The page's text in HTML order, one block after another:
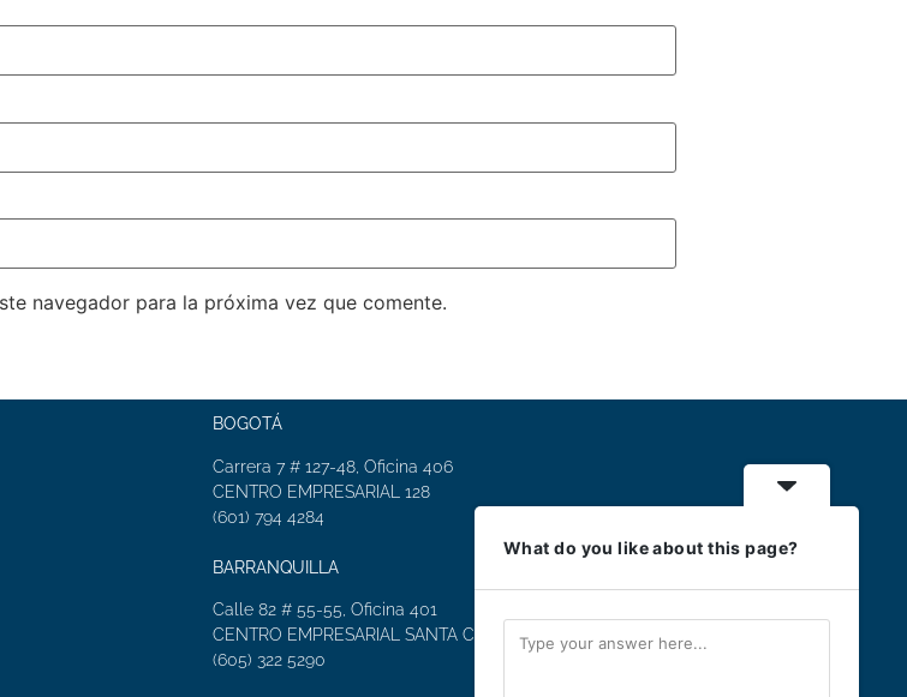
navegador para la próxima vez que comente.
BOGOTÁ
Carrera 7 # 127-48, Oficina 406
CENTRO EMPRESARIAL 128
(601) 794 4284
BARRANQUILLA
Calle 82 # 55-55, Oficina 401
CENTRO EMPRESARIAL SANTA CLARA
(605) 322 5290
What do you like about this page?